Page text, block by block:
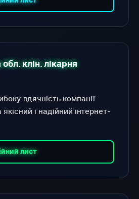
клін. лікарня
вдячність компанії
і надійний інтернет-
лист